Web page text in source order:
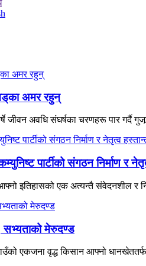
अमर रहुन्
अवधि संघर्षका चरणहरू पार गर्दै
पार्टीको संगठन निर्माण र
इतिहासको एक अत्यन्तै संवेदनशील र
सभ्यताको मेरुदण्ड
एकजना वृद्ध किसान आफ्नो